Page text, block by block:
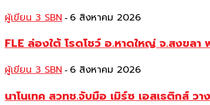
ผู้เขียน 3 SBN - 6 สิงหาคม 2026
FLE ล่องใต้ โรดโชว์ อ.หาดใหญ่ จ.สงขล
ผู้เขียน 3 SBN - 6 สิงหาคม 2026
นาโนเทค สวทช.จับมือ เมิร์ซ เอสเธติกส์